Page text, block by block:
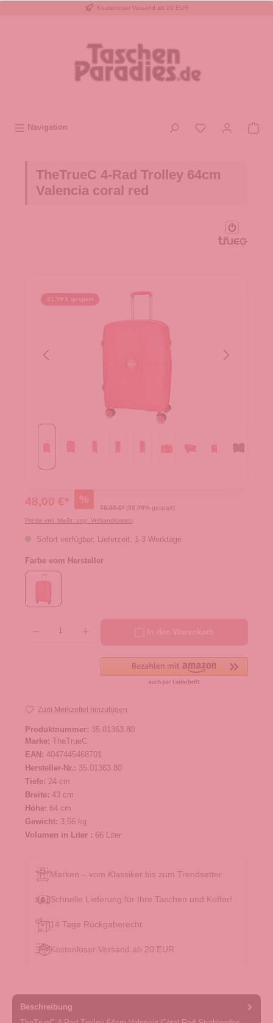
Kostenloser Versand ab 20 EUR
Navigation
TheTrueC 4-Rad Trolley 64cm
Valencia coral red
31,99 € gespart
48,00 €* %
79,99 €* (39.99% gespart)
Preise inkl. MwSt. zzgl. Versandkosten
Sofort verfügbar, Lieferzeit: 1-3 Werktage
Farbe vom Hersteller
Zum Merkzettel hinzufügen
Produktnummer: 35.01363.80
Marke: TheTrueC
EAN: 4047445468701
Hersteller-Nr.: 35.01363.80
Tiefe: 24 cm
Breite: 43 cm
Höhe: 64 cm
Gewicht: 3,56 kg
Volumen in Liter : 66 Liter
Marken – vom Klassiker bis zum Trendsetter
Schnelle Lieferung für Ihre Taschen und Koffer!
14 Tage Rückgaberecht
Kostenloser Versand ab 20 EUR
Beschreibung